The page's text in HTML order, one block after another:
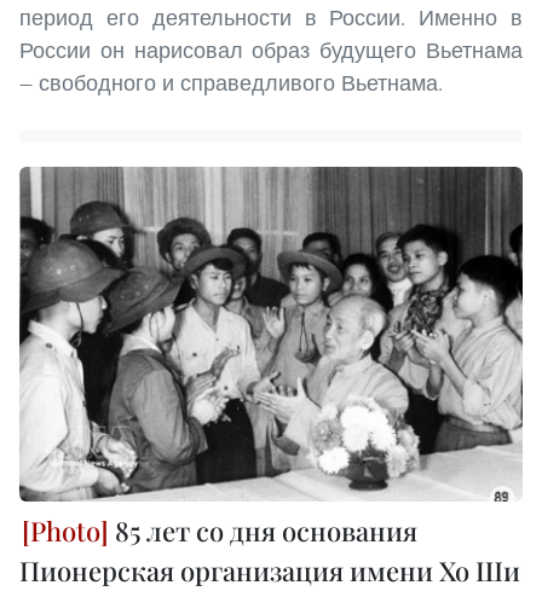
период его деятельности в России. Именно в
России он нарисовал образ будущего Вьетнама
— свободного и справедливого Вьетнама.
85 лет со дня основания
Пионерская организация имени Хо Ши